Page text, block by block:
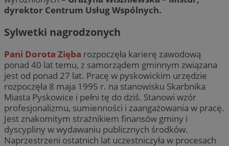
dyrektor Centrum Usług Wspólnych.
Sylwetki nagrodzonych
Pani Dorota Zięba rozpoczęła karierę zawodową
ponad 40 lat temu, z samorządem gminnym związana
jest od ponad 27 lat. Pracę w pyskowickim urzędzie
rozpoczęła 8 maja 1995 r. na stanowisku Skarbnika
Miasta Pyskowice i pełni tę do dziś. Stanowi wzór
profesjonalizmu, sumienności i zaangażowania w pracę.
Jest znakomitym strażnikiem finansów gminy i
dyscypliny w wydawaniu publicznych środków.
Naprzestrzeni ostatnich lat uczestniczyła w procesach